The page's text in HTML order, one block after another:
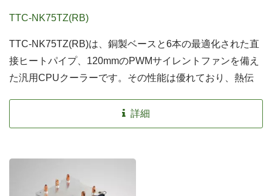
TTC-NK75TZ(RB)
TTC-NK75TZ(RB)は、銅製ベースと6本の最適化された直
接ヒートパイプ、120mmのPWMサイレントファンを備え
た汎用CPUクーラーです。その性能は優れており、熱伝
す。何よりも優れているのは、ほとんどのIntelおよびAMD
システムに対して包括的な熱解決策を提供します。
詳細